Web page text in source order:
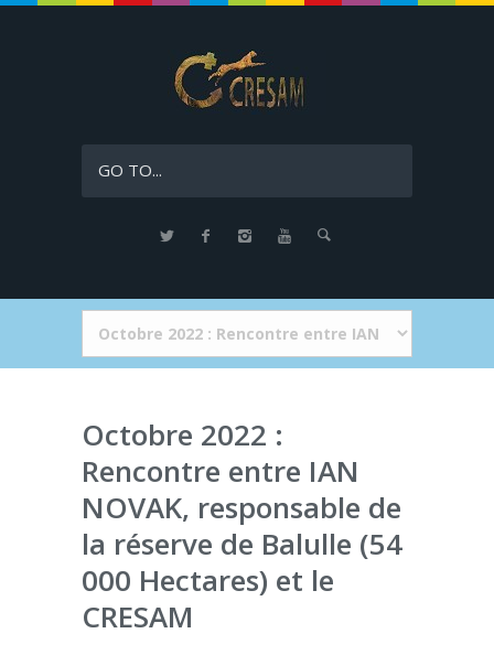
GO TO...
Octobre 2022 :
Rencontre entre IAN
NOVAK, responsable de
la réserve de Balulle (54
000 Hectares) et le
CRESAM